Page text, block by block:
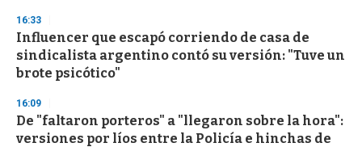
s
e
c
o
n
16:33
Influencer que escapó corriendo de casa de
sindicalista argentino contó su versión: "Tuve un
brote psicótico"
16:09
De "faltaron porteros" a "llegaron sobre la hora":
versiones por líos entre la Policía e hinchas de